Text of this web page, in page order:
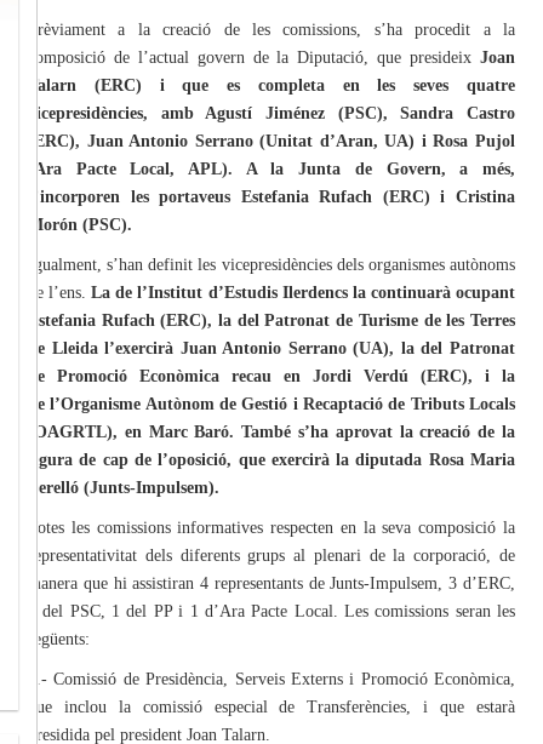
Prèviament a la creació de les comissions, s’ha procedit a la
composició de l’actual govern de la Diputació, que presideix Joan
Talarn (ERC) i que es completa en les seves quatre
vicepresidències, amb Agustí Jiménez (PSC), Sandra Castro
(ERC), Juan Antonio Serrano (Unitat d’Aran, UA) i Rosa Pujol
(Ara Pacte Local, APL). A la Junta de Govern, a més,
s’incorporen les portaveus Estefania Rufach (ERC) i Cristina
Morón (PSC).
Igualment, s’han definit les vicepresidències dels organismes autònoms
de l’ens.La de l’Institut d’Estudis Ilerdencs la continuarà ocupant
Estefania Rufach (ERC), la del Patronat de Turisme de les Terres
de Lleida l’exercirà Juan Antonio Serrano (UA), la del Patronat
de Promoció Econòmica recau en Jordi Verdú (ERC), i la
de l’Organisme Autònom de Gestió i Recaptació de Tributs Locals
(OAGRTL), en Marc Baró. També s’ha aprovat la creació de la
figura de cap de l’oposició, que exercirà la diputada Rosa Maria
Perelló (Junts-Impulsem).
Totes les comissions informatives respecten en la seva composició la
representativitat dels diferents grups al plenari de la corporació, de
manera que hi assistiran 4 representants de Junts-Impulsem, 3 d’ERC,
1 del PSC, 1 del PP i 1 d’Ara Pacte Local. Les comissions seran les
següents:
1.- Comissió de Presidència, Serveis Externs i Promoció Econòmica,
que inclou la comissió especial de Transferències, i que estarà
presidida pel president Joan Talarn.